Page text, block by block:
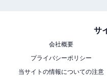
サ
会社概要
プライバシーポリシー
当サイトの情報についての注意